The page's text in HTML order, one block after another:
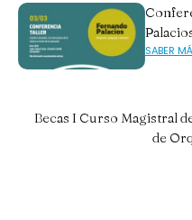
SABER
Becas I Curso Magistral
de